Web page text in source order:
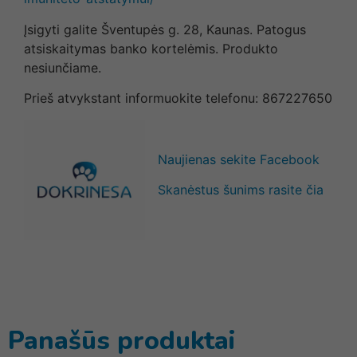
Įsigyti galite Šventupės g. 28, Kaunas. Patogus
atsiskaitymas banko kortelėmis. Produkto
nesiunčiame.
Prieš atvykstant informuokite telefonu: 867227650
Naujienas sekite Facebook
Skanėstus šunims rasite čia
Panašūs produktai